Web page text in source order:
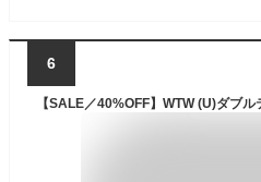
6